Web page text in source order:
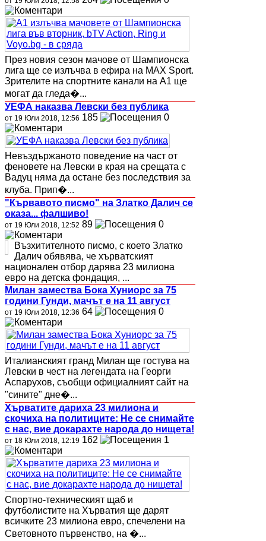
През новия сезон мачове от Шампионска
лига ще се излъчва в ефира на MAX Sport.
Зрителите на спортните канали на А1 ще
могат да гледа�...
УЕФА наказва Левски без публика
от 19 Юли 2018, 12:56 185 0
Невъздържаното поведение на част от
феновете на Левски в края на срещата с
Вадуц няма да остане без последствия за
клуба. Прип�...
"Кървавото писмо" на Златко Далич се
оказа... фалшиво!
от 19 Юли 2018, 12:52 89 0
Възхитителното писмо, с което Златко
Далич обявява, че хърватският
национален отбор дарява 23 милиона
евро на детска фондация, ...
Милан замества Бока Хуниорс за 75
години Гунди, мачът е на 11 август
от 19 Юли 2018, 12:36 64 0
Италианският гранд Милан ще гостува на
Левски в чест на легендата на Георги
Аспарухов, съобщи официалният сайт на
"сините" дне�...
Хърватите дариха 23 милиона и
скочиха на политиците: Не се снимайте
с нас, вие докарахте народа до нищета!
от 18 Юли 2018, 12:19 162 1
Спортно-техническият щаб и
футболистите на Хърватия ще дарят
всичките 23 милиона евро, спечелени на
Световното първенство, на �...